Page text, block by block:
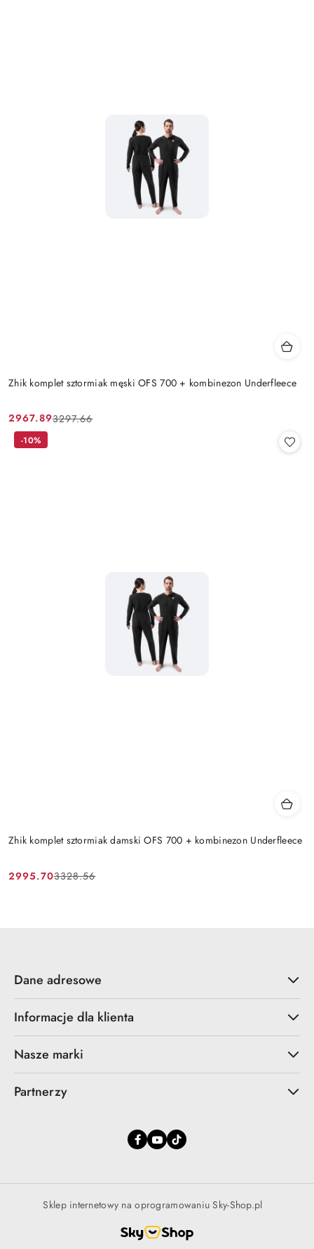
Zhik komplet sztormiak męski OFS 700 + kombinezon Underfleece
Cena
promocyjna:
2967.89
Cena
przed
3297.66
Zhik komplet sztormiak damski OFS 700 + kombinezon Underfleece
Cena
2995.70
Cena
3328.56
-10%
Dane adresowe
Informacje dla klienta
Nasze marki
Partnerzy
Sklep internetowy na oprogramowaniu Sky-Shop.pl